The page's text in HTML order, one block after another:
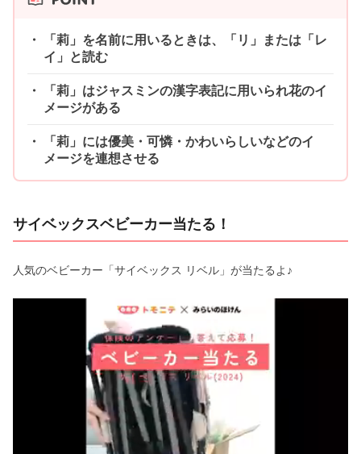
「莉」を名前に用いるときは、「リ」または「レ
イ」と読む
「莉」はジャスミンの漢字表記に用いられ花のイ
メージがある
「莉」には優美・可憐・かわいらしいなどのイ
メージを連想させる
サイベックスベビーカー当たる！
人気のベビーカー「サイベックス リベル」が当たるよ♪